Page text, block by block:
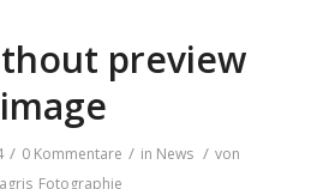
preview
image
/ 0 Kommentare / in News / von